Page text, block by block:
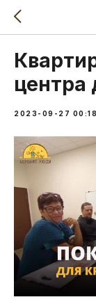
центра
2023-09-27 00:18